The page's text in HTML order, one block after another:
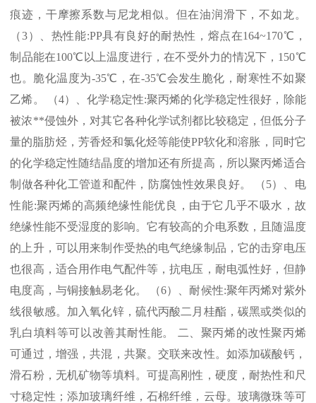
痕迹，干摩擦系数与尼龙相似。但在油润滑下，不如龙。
（3）、热性能:PP具有良好的耐热性，熔点在164~170℃ ，
制品能在100℃ 以上温度进行，在不受外力的情况下， 150℃
也。脆化温度为-35℃ ，在-35℃会发生脆化，耐寒性不如聚
乙烯。 （4）、化学稳定性:聚丙烯的化学稳定性很好，除能
被浓**侵蚀外，对其它各种化学试剂都比较稳定，但低分子
量的脂肪烃，芳香烃和氯化烃等能使PP软化和溶胀，同时它
的化学稳定性随结晶度的增加还有所提高，所以聚丙烯适合
制做各种化工管道和配件，防腐蚀性效果良好。 （5）、电
性能:聚丙烯的高频绝缘性能优良，由于它几乎不吸水，故
绝缘性能不受湿度的影响。它有较高的介电系数，且随温度
的上升，可以用来制作受热的电气绝缘制品，它的击穿电压
也很高，适合用作电气配件等，抗电压，耐电弧性好，但静
电度高，与铜接触易老化。 （6）、耐候性:聚年丙烯对紫外
线很敏感。加入氧化锌，硫代丙酸二月桂酯，碳黑或类似的
乳白填料等可以改善其耐性能。 二、聚丙烯的改性聚丙烯
可通过，增强，共混，共聚。交联来改性。如添加碳酸钙，
滑石粉，无机矿物等填料。可提高刚性，硬度，耐热性和尺
寸稳定性；添加玻璃纤维，石棉纤维，云母。玻璃微珠等可